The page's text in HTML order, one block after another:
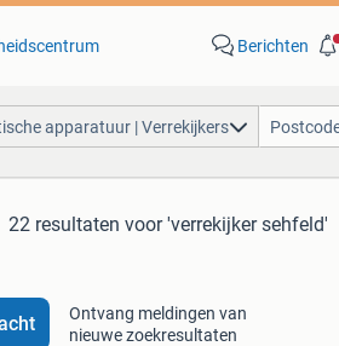
Berichten
apparatuur | Verrekijkers
22 resultaten voor 'verrekijker sehfeld'
Ontvang meldingen van
nieuwe zoekresultaten